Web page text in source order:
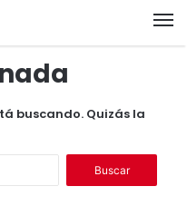
buscando. Quizás la